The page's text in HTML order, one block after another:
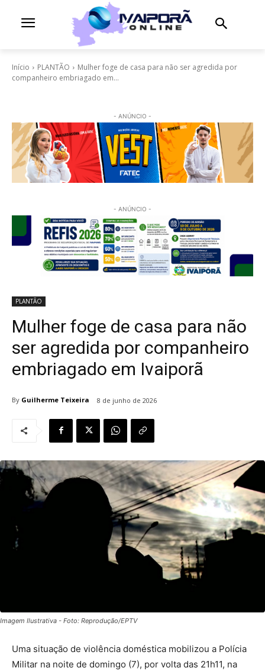
Início PLANTÃO
Mulher foge de casa para não ser agredida por
companheiro embriagado em...
- ANÚNCIO -
- ANÚNCIO -
PLANTÃO
Mulher foge de casa para não
ser agredida por companheiro
embriagado em Ivaiporã
By Guilherme Teixeira 8 de junho de 2026
Imagem Ilustrativa - Foto: Reprodução/EPTV
Uma situação de violência doméstica mobilizou a Polícia
Militar na noite de domingo (7), por volta das 21h11, na